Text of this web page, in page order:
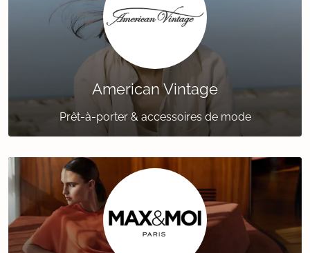
American Vintage
Prêt-à-porter & accessoires de mode